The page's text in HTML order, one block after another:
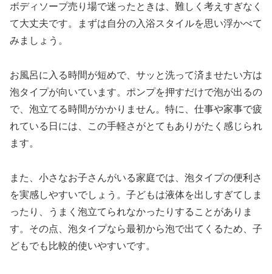
ボディソープ売り場で迷ったときは、難しく考えすぎなく
て大丈夫です。まずは自分の入浴スタイルを思い浮かべて
みましょう。
お風呂に入る時間が短めで、サッと洗って済ませたい方は
泡タイプが向いています。ポンプを押すだけで泡が出るの
で、泡立てる時間がかかりません。特に、仕事や家事で疲
れている日には、この手軽さがとてもありがたく感じられ
ます。
また、小さなお子さんがいる家庭では、泡タイプの便利さ
を実感しやすいでしょう。子どもは液体を出しすぎてしま
ったり、うまく泡立てられなかったりすることがありま
す。その点、泡タイプなら最初から泡で出てくるため、子
どもでも比較的使いやすいです。